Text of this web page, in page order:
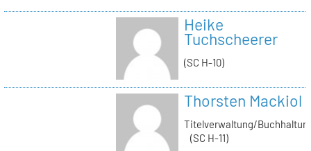
Heike
Tuchscheerer
(SC H-10)
Thorsten Mackiol
Titelverwaltung/
(SC H-11)